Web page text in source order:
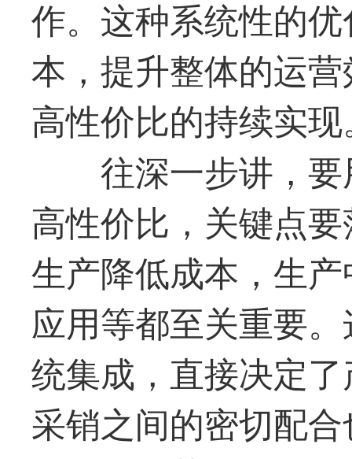
作。这种系统性的
本，提升整体的运
高性价比的持续实
往深一步讲，
高性价比，关键点
生产降低成本，生
应用等都至关重要
统集成，直接决定
采销之间的密切配